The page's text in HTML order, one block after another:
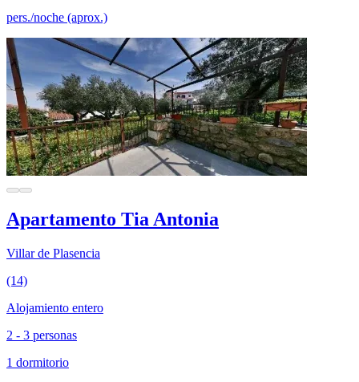
pers./noche (aprox.)
Apartamento Tia Antonia
Villar de Plasencia
(14)
Alojamiento entero
2 - 3 personas
1 dormitorio